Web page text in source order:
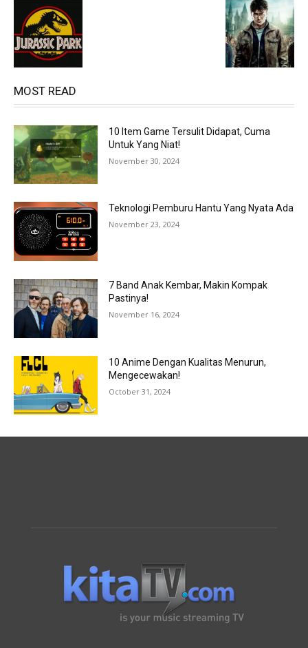
MOST READ
10 Item Game Tersulit Didapat, Cuma
Untuk Yang Niat!
November 30, 2024
Teknologi Pemburu Hantu Yang Nyata Ada
November 23, 2024
7 Band Anak Kembar, Makin Kompak
Pastinya!
November 16, 2024
10 Anime Dengan Kualitas Menurun,
Mengecewakan!
October 31, 2024